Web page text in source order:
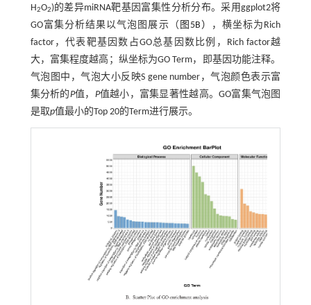
H2O2)的差异miRNA靶基因富集性分析分布。采用ggplot2将
GO富集分析结果以气泡图展示（ 图5B）
，横坐标为Rich
factor，代表靶基因数占GO总基因数比例，Rich factor越
大，富集程度越高；纵坐标为GO Term，即基因功能注释。
气泡图中，气泡大小反映S gene number，气泡颜色表示富
集分析的P值， P值越小，富集显著性越高。GO富集气泡图
是取p值最小的Top 20的Term进行展示。